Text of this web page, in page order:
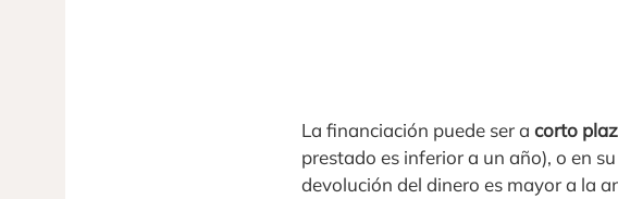
La financiación puede ser a corto
prestado es inferior a un año), o en
devolución del dinero es mayor a la